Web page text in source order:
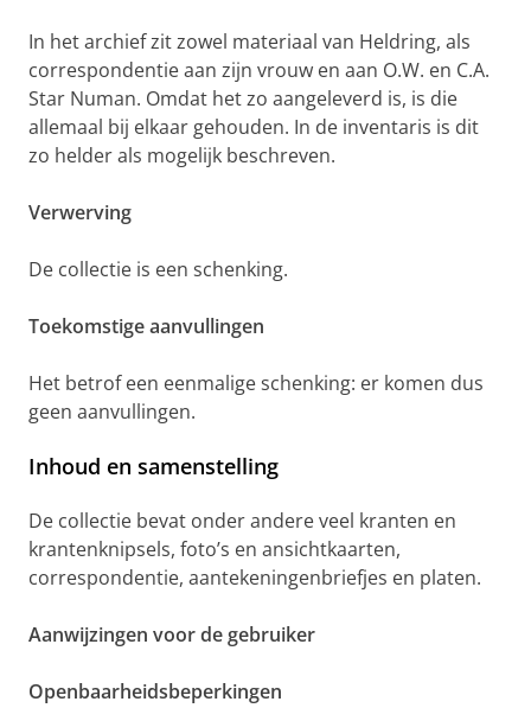
In het archief zit zowel materiaal van Heldring, als
correspondentie aan zijn vrouw en aan O.W. en C.A.
Star Numan. Omdat het zo aangeleverd is, is die
allemaal bij elkaar gehouden. In de inventaris is dit
zo helder als mogelijk beschreven.
Verwerving
De collectie is een schenking.
Toekomstige aanvullingen
Het betrof een eenmalige schenking: er komen dus
geen aanvullingen.
Inhoud en samenstelling
De collectie bevat onder andere veel kranten en
krantenknipsels, foto’s en ansichtkaarten,
correspondentie, aantekeningenbriefjes en platen.
Aanwijzingen voor de gebruiker
Openbaarheidsbeperkingen